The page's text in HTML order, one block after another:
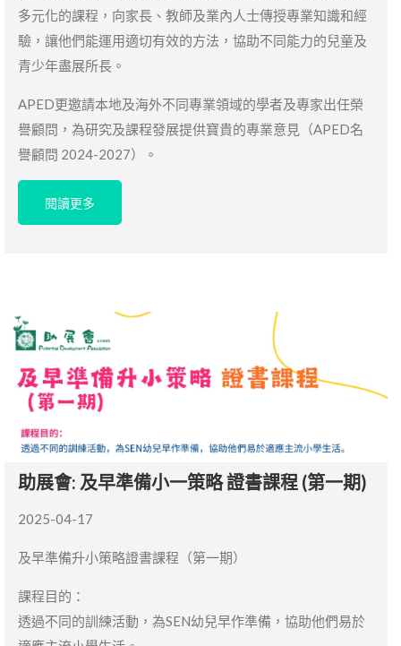
多元化的課程，向家長、教師及業內人士傳授專業知識和經
驗，讓他們能運用適切有效的方法，協助不同能力的兒童及
青少年盡展所長。
APED更邀請本地及海外不同專業領域的學者及專家出任榮
譽顧問，為研究及課程發展提供寶貴的專業意見（APED名
譽顧問 2024-2027）。
閱讀更多
助展會: 及早準備小一策略 證書課程 (第一期)
2025-04-17
及早準備升小策略證書課程（第一期）
課程目的：
透過不同的訓練活動，為SEN幼兒早作準備，協助他們易於